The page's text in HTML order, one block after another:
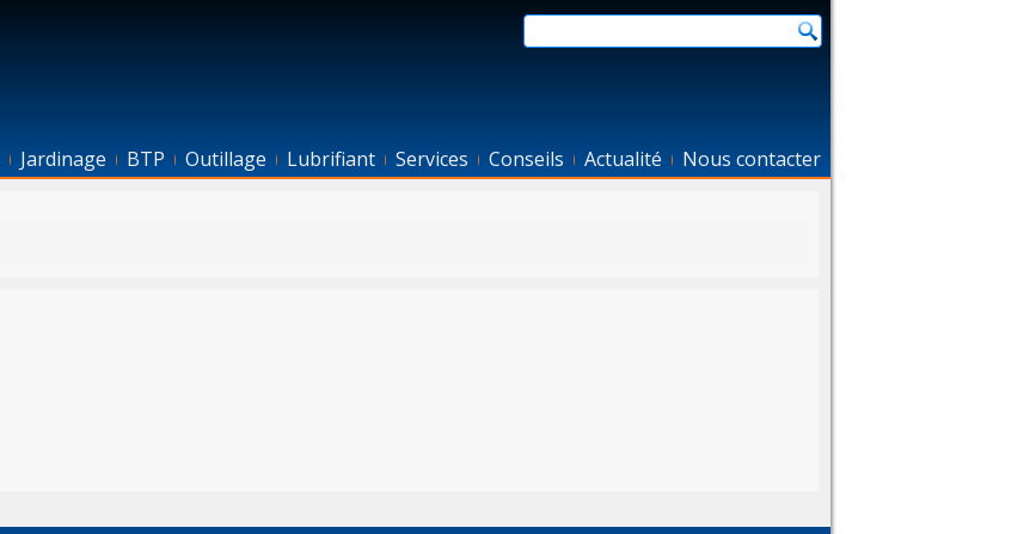
Jardinage BTP Outillage Lubrifiant Services Conseils Actualité Nous contacter